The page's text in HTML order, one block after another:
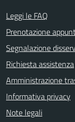
Leggi le FAQ
Prenotazione
Segnalazione
Richiesta assistenza
Amministrazione
Informativa privacy
Note legali